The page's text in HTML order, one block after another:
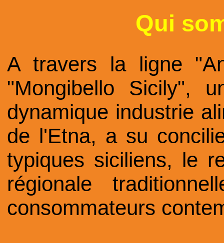
Qui
A travers la ligne
"Mongibello Sicily",
dynamique industrie
de l'Etna, a su
typiques siciliens, le
régionale
consommateurs